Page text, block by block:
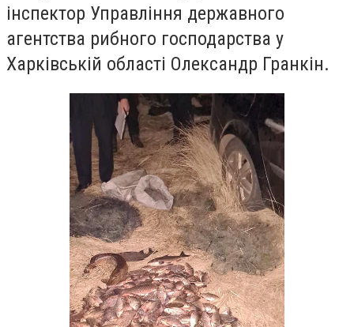
інспектор Управління державного
агентства рибного господарства у
Харківській області Олександр Гранкін.